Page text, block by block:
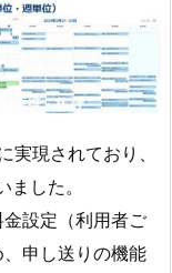
現されており、
した。
設定（利用者ご
申し送りの機能